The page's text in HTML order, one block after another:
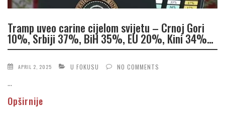
Tramp uveo carine cijelom svijetu – Crnoj Gori
10%, Srbiji 37%, BiH 35%, EU 20%, Kini 34%…
APRIL 2, 2025 U FOKUSU NO COMMENTS
...
Opširnije